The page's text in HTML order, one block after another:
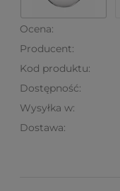
Ocena:
Producent:
Kod produktu:
Dostępność:
Wysyłka w:
Dostawa:
Cena nie